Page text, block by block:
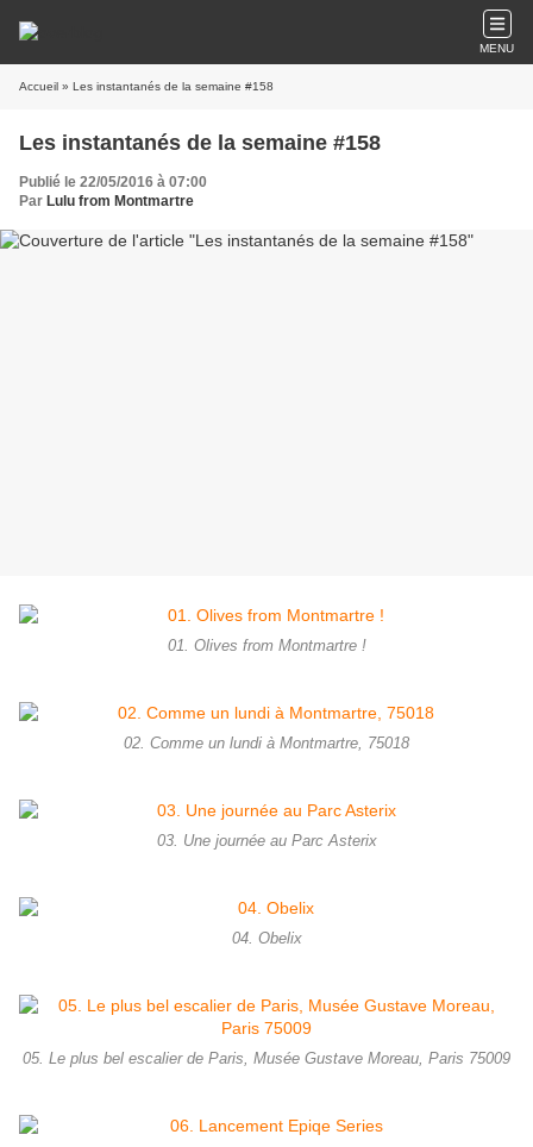
MENU
Accueil » Les instantanés de la semaine #158
Les instantanés de la semaine #158
Publié le 22/05/2016 à 07:00
Par Lulu from Montmartre
01. Olives from Montmartre !
02. Comme un lundi à Montmartre, 75018
03. Une journée au Parc Asterix
04. Obelix
05. Le plus bel escalier de Paris, Musée Gustave Moreau, Paris 75009